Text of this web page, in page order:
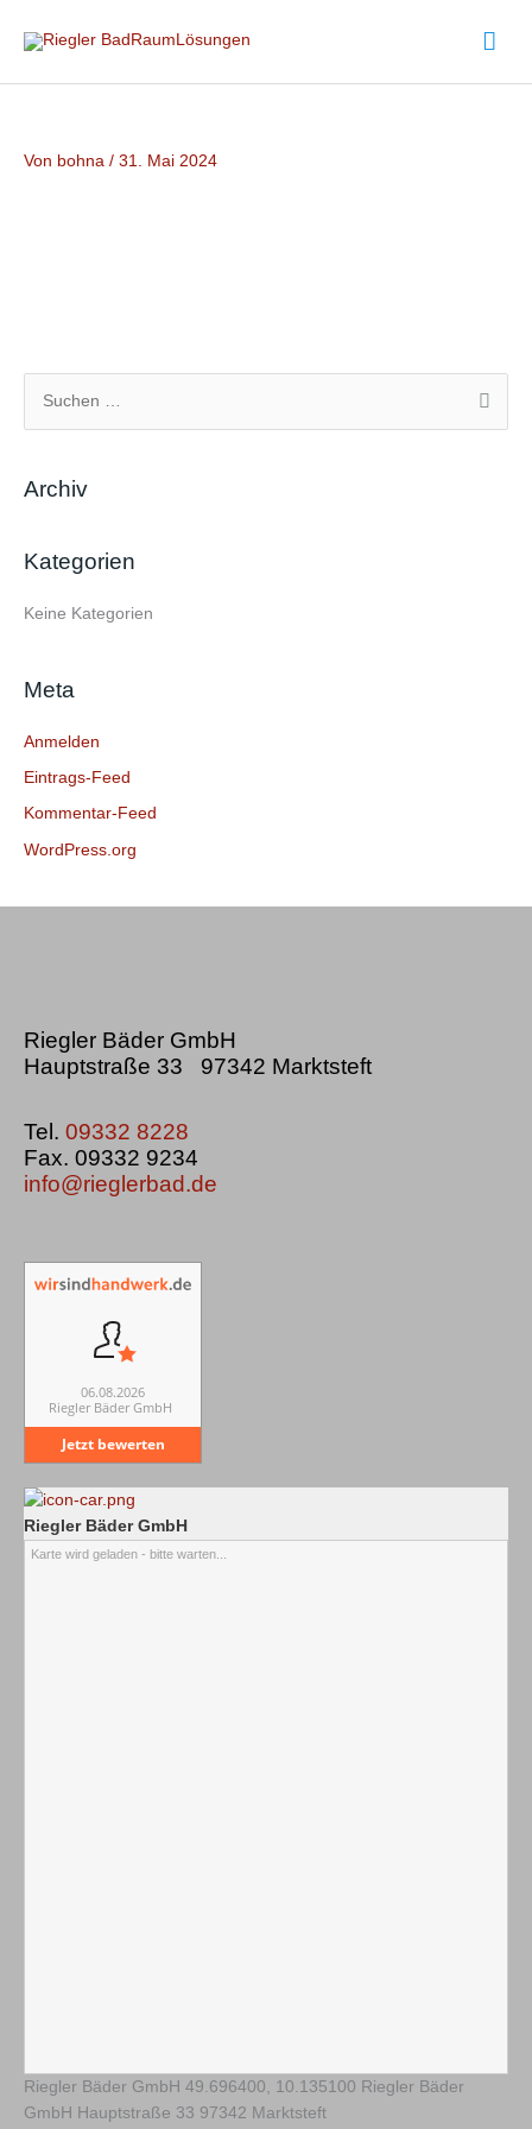
Inhalt
Von bohna / 31. Mai 2024
h
n
h
Archiv
Kategorien
Keine Kategorien
Meta
Anmelden
Eintrags-Feed
Kommentar-Feed
WordPress.org
Riegler Bäder GmbH
Hauptstraße 33 97342 Marktsteft
Tel. 09332 8228
Fax. 09332 9234
info@rieglerbad.de
06.08.2026
Riegler Bäder GmbH
Jetzt bewerten
Riegler Bäder GmbH
Karte wird geladen - bitte warten...
Riegler Bäder GmbH 49.696400 10.135100 Riegler Bäder
GmbH Hauptstraße 33 97342 Marktsteft